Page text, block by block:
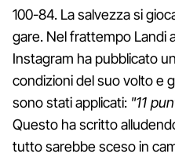
100-84. La salvezza si
gare. Nel frattempo Landi
Instagram ha pubblicato
condizioni del suo volto e
sono stati applicati: "11
Questo ha scritto
tutto sarebbe sceso in